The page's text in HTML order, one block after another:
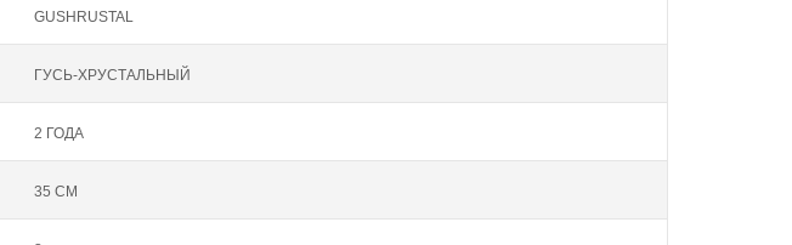
GUSHRUSTAL
ГУСЬ-ХРУСТАЛЬНЫЙ
2 ГОДА
35 СМ